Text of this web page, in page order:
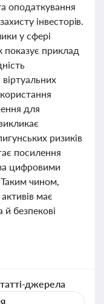
оподаткування
інвесторів.
у сфері
показує приклад
для
ризиків
посилення
цифровими
чином,
має
й безпекові
джерела